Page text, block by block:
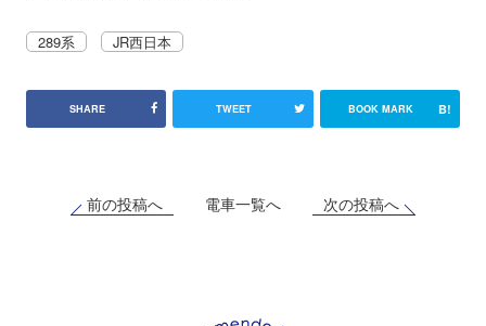
289系 JR西日本
SHARE TWEET BOOK MARK B!
前の投稿へ 電車一覧へ 次の投稿へ